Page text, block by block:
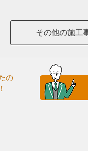
その他の施工
の